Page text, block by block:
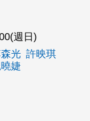
週日)
光 許映琪
婕